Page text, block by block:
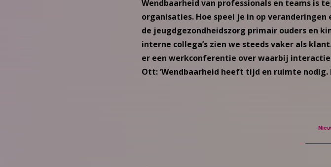
Wendbaarheid van professionals en teams is
organisaties. Hoe speel je in op
de jeugdgezondheidszorg primair ouders en
interne collega’s zien we steeds vaker als
er een werkconferentie over waarbij
Ott: ‘Wendbaarheid heeft tijd en ruimte